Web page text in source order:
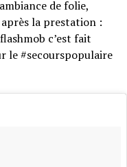
de folie,
la prestation :
c’est fait
le #secourspopulaire